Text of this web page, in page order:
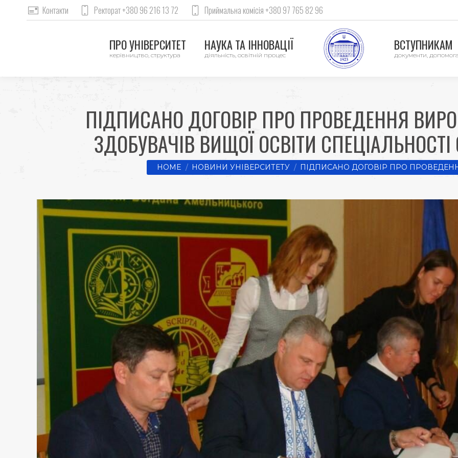
Контакти Ректорат +380 96 216 13 72 Приймальна комісія +380 97 765 82 96
ПРО УНІВЕРСИТЕТ
керівництво, структура
НАУКА ТА ІННОВАЦІЇ
діяльність, освітній процес
ВСТУПНИКАМ
документи,
ПІДПИСАНО ДОГОВІР ПРО ПРОВЕДЕННЯ
ЗДОБУВАЧІВ ВИЩОЇ ОСВІТИ
You are here:
HOME НОВИНИ УНІВЕРСИТЕТУ ПІДПИСАНО ДОГОВІР ПРО